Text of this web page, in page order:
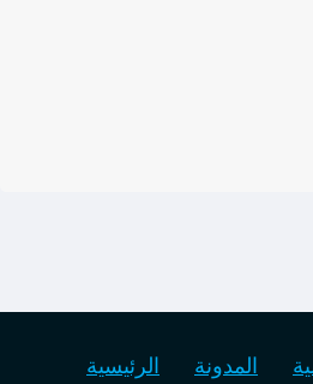
الرئيسية المدونة